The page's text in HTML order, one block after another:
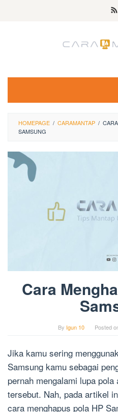
HOMEPAGE / CARAMANTAP /
SAMSUNG
Cara
By Igun 10 Posted
Jika kamu sering
Samsung kamu sebagai
pernah mengalami lupa
tersebut. Nah, pada artikel
cara menghapus pola HP